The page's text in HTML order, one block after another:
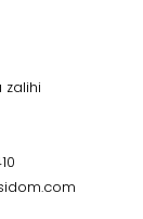
zalihi